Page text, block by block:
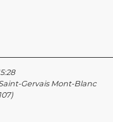
Gervais Mont-Blanc
)